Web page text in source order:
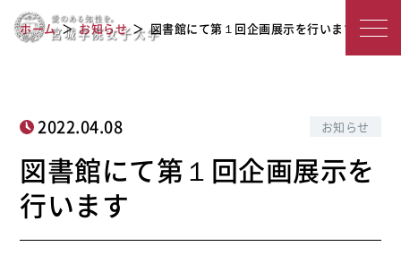
宮
女
大
図書館にて第１回企画展示を行います
ホーム お知らせ 図書館にて第１回企画展示を行います
2022.04.08 お知らせ
図書館にて第１回企画展示を
行います